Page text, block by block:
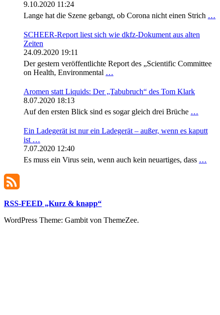
9.10.2020 11:24
Lange hat die Szene gebangt, ob Corona nicht einen Strich …
SCHEER-Report liest sich wie dkfz-Dokument aus alten
Zeiten
24.09.2020 19:11
Der gestern veröffentlichte Report des „Scientific Committee
on Health, Environmental …
Aromen statt Liquids: Der „Tabubruch“ des Tom Klark
8.07.2020 18:13
Auf den ersten Blick sind es sogar gleich drei Brüche …
Ein Ladegerät ist nur ein Ladegerät – außer, wenn es kaputt
ist …
7.07.2020 12:40
Es muss ein Virus sein, wenn auch kein neuartiges, dass …
RSS-FEED „Kurz & knapp“
WordPress Theme: Gambit von ThemeZee.